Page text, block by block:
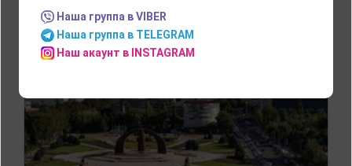
Наша группа в VIBER
Наша группа в TELEGRAM
Наш акаунт в INSTAGRAM